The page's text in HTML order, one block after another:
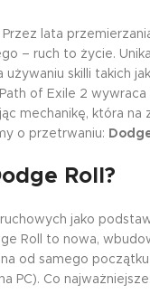
Przez lata
– ruch to życie.
używaniu skilli takich
of Exile 2
mechanikę, która na
o przetrwaniu:
Roll?
jako
Roll to nowa,
od samego
PC). Co najważniejsze: